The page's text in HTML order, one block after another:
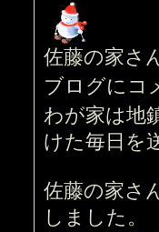
佐藤の家
ブログにコ
わが家は地
けた毎日を
佐藤の家さ
しました。